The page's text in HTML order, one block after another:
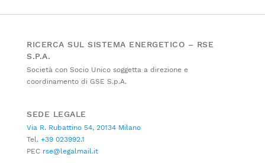
RICERCA SUL SISTEMA ENERGETICO – RSE
S.P.A.
Società con Socio Unico soggetta a direzione e
coordinamento di GSE S.p.A.
SEDE LEGALE
Via R. Rubattino 54, 20134 Milano
Tel. +39 023992.1
PEC rse@legalmail.it